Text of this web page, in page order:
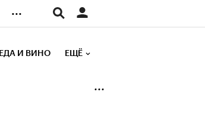
...
ЕДА И ВИНО ЕЩЁ